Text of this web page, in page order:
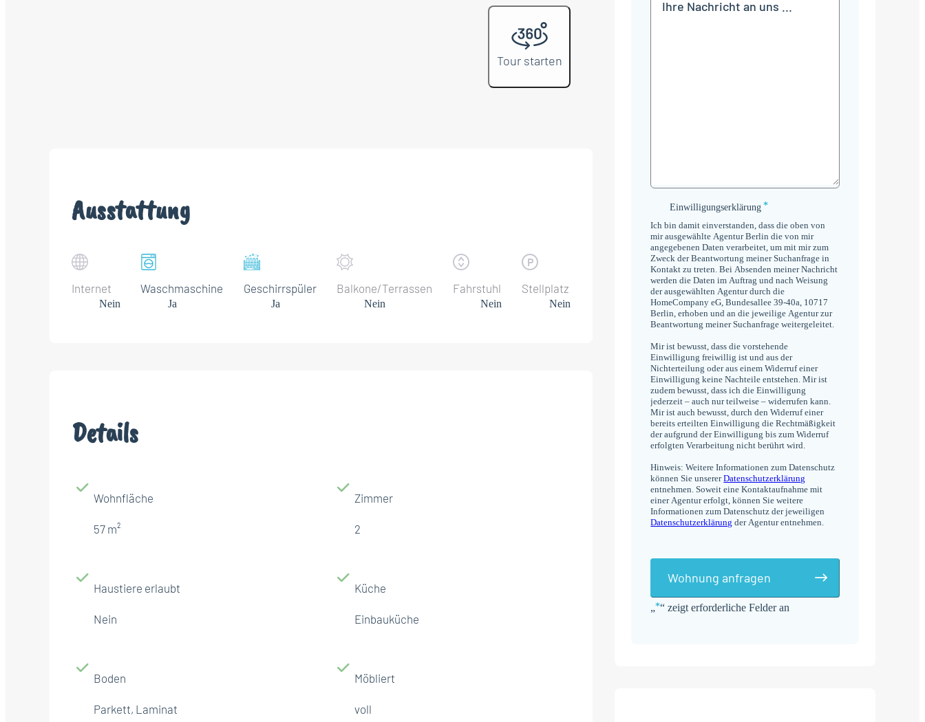
Tour starten
Ausstattung
Internet
Nein
Waschmaschine
Ja
Geschirrspüler
Ja
Balkone/Terrassen
Nein
Fahrstuhl
Nein
Stellplatz
Nein
Details
Wohnfläche
57 m²
Zimmer
2
Haustiere erlaubt
Nein
Küche
Einbauküche
Boden
Parkett, Laminat
Möbliert
voll
„*“ zeigt erforderliche Felder an
Einwilligungserklärung
Einwilligungserklärung *
Ich bin damit einverstanden, dass die oben von
mir ausgewählte Agentur Berlin die von mir
angegebenen Daten verarbeitet, um mit mir zum
Zweck der Beantwortung meiner Suchanfrage in
Kontakt zu treten. Bei Absenden meiner Nachricht
werden die Daten im Auftrag und nach Weisung
der ausgewählten Agentur durch die
HomeCompany eG, Bundesallee 39-40a, 10717
Berlin, erhoben und an die jeweilige Agentur zur
Beantwortung meiner Suchanfrage weitergeleitet.
Mir ist bewusst, dass die vorstehende
Einwilligung freiwillig ist und aus der
Nichterteilung oder aus einem Widerruf einer
Einwilligung keine Nachteile entstehen. Mir ist
zudem bewusst, dass ich die Einwilligung
jederzeit – auch nur teilweise – widerrufen kann.
Mir ist auch bewusst, durch den Widerruf einer
bereits erteilten Einwilligung die Rechtmäßigkeit
der aufgrund der Einwilligung bis zum Widerruf
erfolgten Verarbeitung nicht berührt wird.
Hinweis: Weitere Informationen zum Datenschutz
können Sie unsererDatenschutzerklärung
entnehmen. Soweit eine Kontaktaufnahme mit
einer Agentur erfolgt, können Sie weitere
Informationen zum Datenschutz der jeweiligen
Datenschutzerklärung der Agentur entnehmen.
Wohnung anfragen